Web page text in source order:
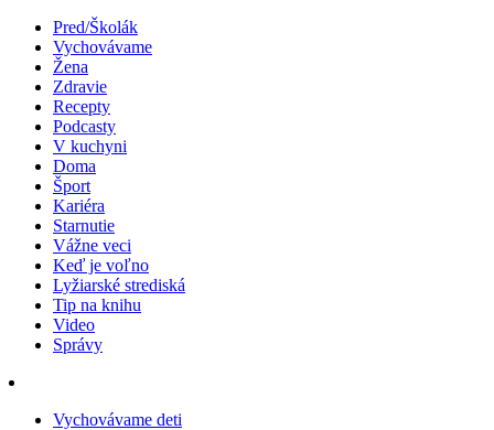
Pred/Školák
Vychovávame
Žena
Zdravie
Recepty
Podcasty
V kuchyni
Doma
Šport
Kariéra
Starnutie
Vážne veci
Keď je voľno
Lyžiarské strediská
Tip na knihu
Video
Správy
Vychovávame deti